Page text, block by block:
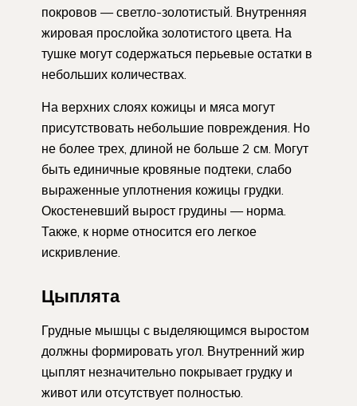
покровов — светло-золотистый. Внутренняя
жировая прослойка золотистого цвета. На
тушке могут содержаться перьевые остатки в
небольших количествах.
На верхних слоях кожицы и мяса могут
присутствовать небольшие повреждения. Но
не более трех, длиной не больше 2 см. Могут
быть единичные кровяные подтеки, слабо
выраженные уплотнения кожицы грудки.
Окостеневший вырост грудины — норма.
Также, к норме относится его легкое
искривление.
Цыплята
Грудные мышцы с выделяющимся выростом
должны формировать угол. Внутренний жир
цыплят незначительно покрывает грудку и
живот или отсутствует полностью.